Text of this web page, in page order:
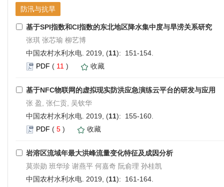
防汛与抗旱
基于SPI指数和CI指数的东北地区降水集中度与旱涝关系研究
张琪 张芯瑜 柳艺博
中国农村水利水电. 2019, (11): 151-154.
PDF ( 11 ) 收藏
基于NFC物联网的虚拟现实防洪应急演练云平台的研发与应用
张 盈, 张仁贡, 吴钦华
中国农村水利水电. 2019, (11): 155-160.
PDF ( 5 ) 收藏
岩溶区流域年最大洪峰流量变化特征及成因分析
莫崇勋 班华珍 谢燕平 何嘉奇 阮俞理 孙桂凯
中国农村水利水电. 2019, (11): 161-164.